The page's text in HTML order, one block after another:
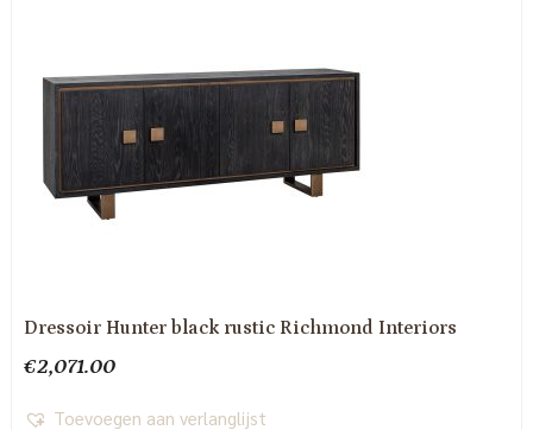
Dressoir Hunter black rustic Richmond Interiors
€2,071.00
Toevoegen aan verlanglijst